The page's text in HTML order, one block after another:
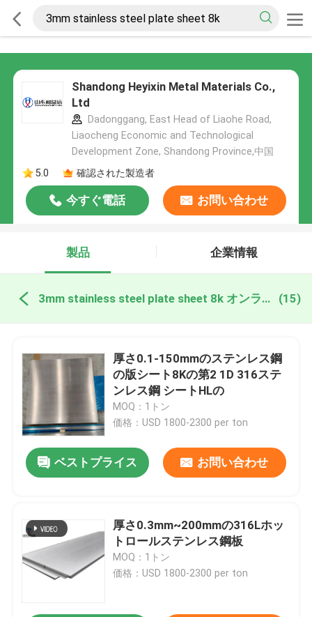
Shandong Heyixin Metal Materials Co.,
Ltd
Dadonggang, East Head of Liaohe Road,
Liaocheng Economic and Technological
Development Zone, Shandong Province,中国
5.0
確認された製造者
今すぐ電話 お問い合わせ
製品 企業情報
3mm stainless steel plate sheet 8k オンライン製造 (15)
厚さ0.1-150mmのステンレス鋼
の版シート8Kの第2 1D 316ステ
ンレス鋼 シートHLの
MOQ：1トン
価格：USD 1800-2300 per ton
ベストプライス お問い合わせ
厚さ0.3mm~200mmの316Lホッ
トロールステンレス鋼板
MOQ：1トン
価格：USD 1800-2300 per ton